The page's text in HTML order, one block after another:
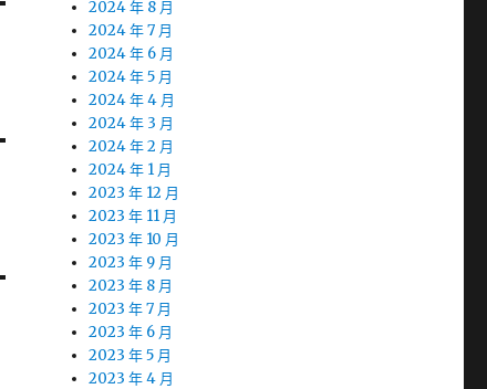
2024 年 8 月
2024 年 7 月
2024 年 6 月
2024 年 5 月
2024 年 4 月
2024 年 3 月
2024 年 2 月
2024 年 1 月
2023 年 12 月
2023 年 11 月
2023 年 10 月
2023 年 9 月
2023 年 8 月
2023 年 7 月
2023 年 6 月
2023 年 5 月
2023 年 4 月